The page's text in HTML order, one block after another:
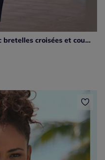
Hauts courts performants avec bretelles croisées et coussinets amovibles